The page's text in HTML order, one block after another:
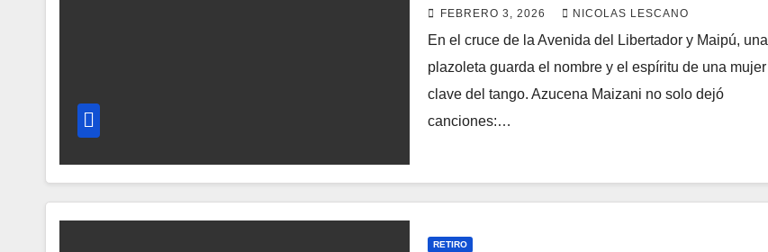
en Retiro 🎶🌿
FEBRERO 3, 2026 NICOLAS LESCANO
En el cruce de la Avenida del Libertador y Maipú, una
plazoleta guarda el nombre y el espíritu de una mujer
clave del tango. Azucena Maizani no solo dejó
canciones:…
RETIRO